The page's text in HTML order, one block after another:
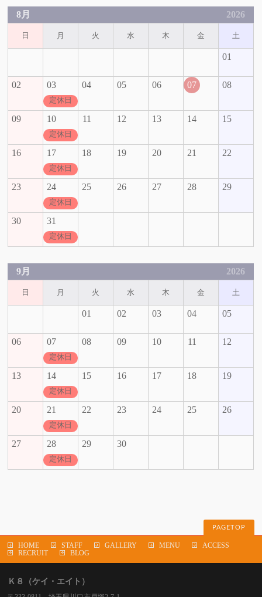
8月 2026
日 月 火 水 木 金 土
01
02 03
定休日
04 05 06 07 08
09 10
定休日
11 12 13 14 15
16 17
定休日
18 19 20 21 22
23 24
定休日
25 26 27 28 29
30 31
定休日
9月 2026
日 月 火 水 木 金 土
01 02 03 04 05
06 07
定休日
08 09 10 11 12
13 14
定休日
15 16 17 18 19
20 21
定休日
22 23 24 25 26
27 28
定休日
29 30
PAGETOP
HOME STAFF GALLERY MENU
ACCESS
RECRUIT
BLOG
Ｋ８（ケイ・エイト）